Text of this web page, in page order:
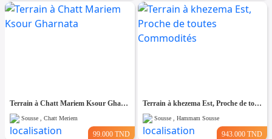
Terrain à Chatt Mariem Ksour Gharnata
Sousse , Chatt Meriem
99.000 TND
Terrain à khezema Est, Proche de toutes Commodités
Sousse , Hammam Sousse
943.000 TND